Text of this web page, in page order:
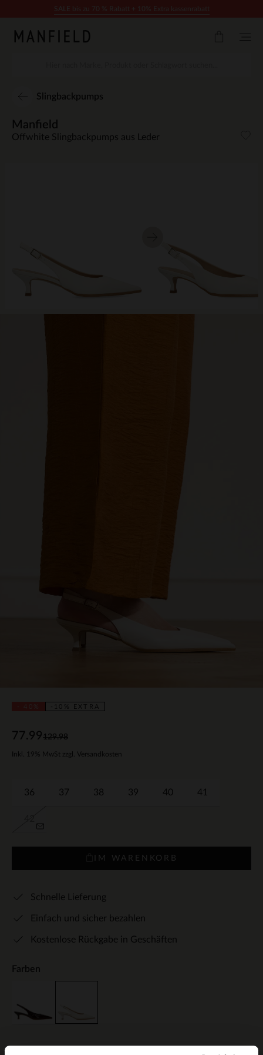
Slingbackpumps
-10% EXTRA
Manfield
Offwhite Slingbackpumps aus Leder
129.98
77.99
Inkl. 19% MwSt zzgl. Versandkosten
36 37 38 39 40 41
IM WARENKORB
Schnelle Lieferung
Einfach und sicher bezahlen
Kostenlose Rückgabe in Geschäften
Farben